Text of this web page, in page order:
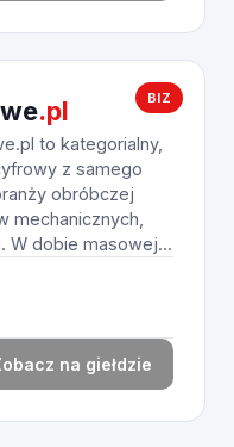
BIZ
.pl
to kategorialny,
z samego
obróbczej
mechanicznych,
W dobie masowej...
na giełdzie